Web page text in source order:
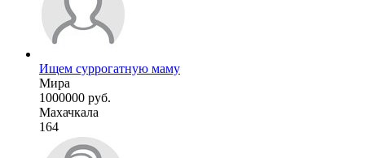
Ищем суррогатную маму
Мира
1000000 руб.
Махачкала
164